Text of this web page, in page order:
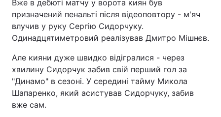
Вже в дебюті матчу у ворота киян був
призначений пенальті після відеоповтору - м'яч
влучив у руку Сергію Сидорчуку.
Одинадцятиметровий реалізував Дмитро Мішнєв.
Але кияни дуже швидко відігралися - через
хвилину Сидорчук забив свій перший гол за
"Динамо" в сезоні. У середині тайму Микола
Шапаренко, який асистував Сидорчуку, забив
вже сам.